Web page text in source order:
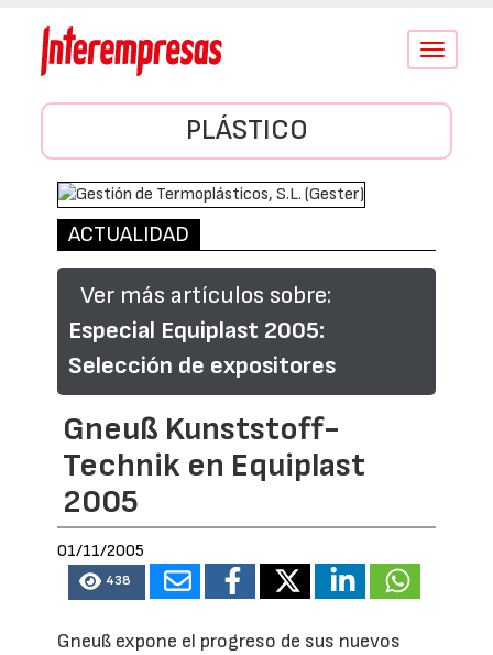
Conmutar
PLÁSTICO
ACTUALIDAD
Ver más artículos sobre:
Especial Equiplast 2005:
Selección de expositores
Gneuß Kunststoff-
Technik en Equiplast
2005
01/11/2005
438
Gneuß expone el progreso de sus nuevos